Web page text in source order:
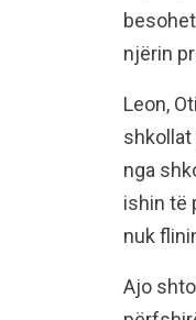
njërin
Leon,
nga
ishin të
nuk
Ajo